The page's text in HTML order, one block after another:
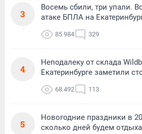
3
Восемь сбили, три упали.
атаке БПЛА на
85 984 329
4
Неподалеку от склада
Екатеринбурге заметили
68 492 113
5
Новогодние праздники в
сколько дней будем